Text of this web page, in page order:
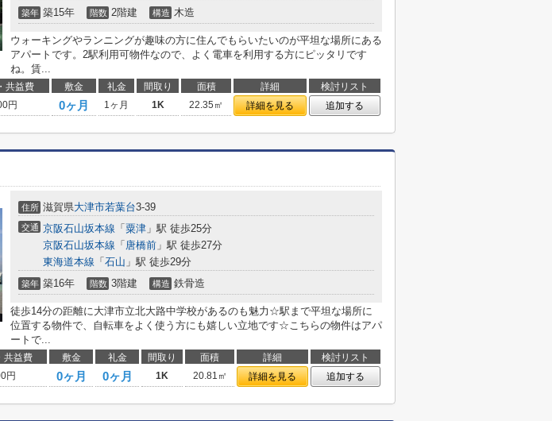
築年 築15年 階数 2階建 構造 木造
ウォーキングやランニングが趣味の方に住んでもらいたいのが平坦な場所にある
アパートです。2駅利用可物件なので、よく電車を利用する方にピッタリです
ね。賃...
共益費 敷金 礼金 間取り 面積 詳細
検討リスト
円 0ヶ月 1ヶ月 1K 22.35㎡ 詳細を見る 追加する
住所 滋賀県大津市若葉台3-39
交通 京阪石山坂本線 「 粟津 」駅 徒歩25分
京阪石山坂本線 「 唐橋前 」駅 徒歩27分
東海道本線 「 石山 」駅 徒歩29分
築年 築16年 階数 3階建 構造 鉄骨造
徒歩14分の距離に大津市立北大路中学校があるのも魅力☆駅まで平坦な場所に
位置する物件で、自転車をよく使う方にも嬉しい立地です☆こちらの物件はアパ
ートで...
共益費 敷金 礼金 間取り 面積 詳細
検討リスト
円 0ヶ月 0ヶ月 1K 20.81㎡ 詳細を見る 追加する